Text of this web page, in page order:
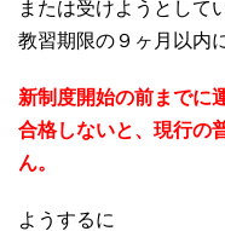
または受けようとして
教習期限の９ヶ月以内
新制度開始の前までに
合格しないと、現行の
ん。
ようするに